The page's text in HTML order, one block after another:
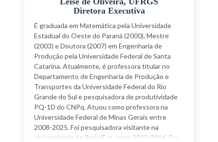
Diretora Executiva
É graduada em Matemática pela Universidade
Estadual do Oeste do Paraná (2000), Mestre
(2003) e Doutora (2007) em Engenharia de
Produção pela Universidade Federal de Santa
Catarina. Atualmente, é professora titular no
Departamento de Engenharia de Produção e
Transportes da Universidade Federal do Rio
Grande do Sul e pesquisadora de produtividade
PQ-1D do CNPq. Atuou como professora na
Universidade Federal de Minas Gerais entre
2008-2025. Foi pesquisadora visitante na
Universidade de Paris/Est entre 2015/2016. Em